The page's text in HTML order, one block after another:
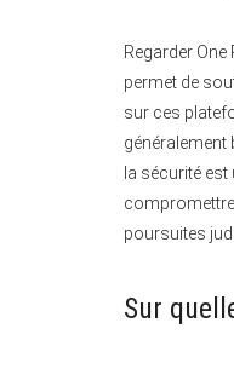
Regarder
permet de
sur ces
généralement
la sécurité
poursuites
Sur